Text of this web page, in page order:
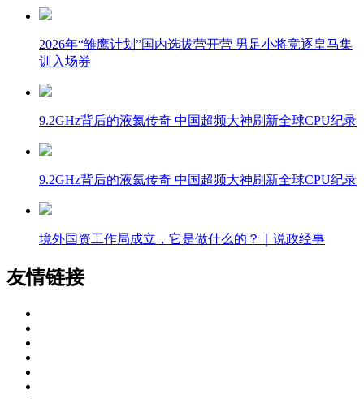
2026年“雏鹰计划”国内选拔营开营 男足小将竞逐皇马集
训入场券
9.2GHz背后的液氦传奇 中国超频大神刷新全球CPU纪录
9.2GHz背后的液氦传奇 中国超频大神刷新全球CPU纪录
境外国资工作局成立，它是做什么的？｜说政经事
友情链接